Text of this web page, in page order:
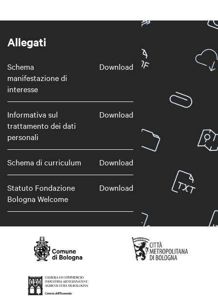
Allegati
Schema
manifestazione di
interesse
Download
Informativa sul
trattamento dei dati
personali
Download
Schema di curriculum Download
Statuto Fondazione
Bologna Welcome
Download